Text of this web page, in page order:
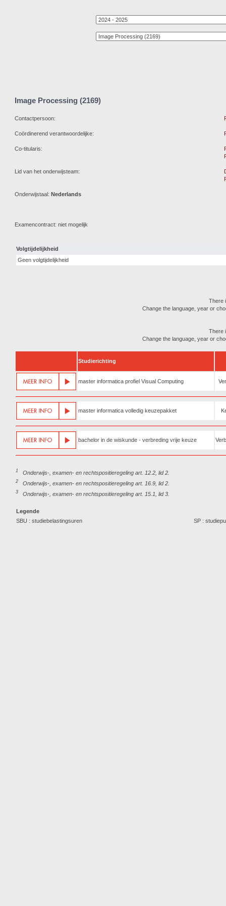
Image Processing (2169)
Contactpersoon:
Coördinerend verantwoordelijke:
Co-titularis:
Lid van het onderwijsteam:
Onderwijstaal: Nederlands
Examencontract: niet mogelijk
Volgtijdelijkheid
Geen volgtijdelijkheid
There
Change the language, year or
There
Change the language, year or
Studierichting
master informatica profiel Visual Computing
master informatica volledig keuzepakket
bachelor in de wiskunde - verbreding vrije keuze
1 Onderwijs-, examen- en rechtspositieregeling art. 12.2, lid 2.
2 Onderwijs-, examen- en rechtspositieregeling art. 16.9, lid 2.
3 Onderwijs-, examen- en rechtspositieregeling art. 15.1, lid 3.
Legende
SBU : studiebelastingsuren
SP :